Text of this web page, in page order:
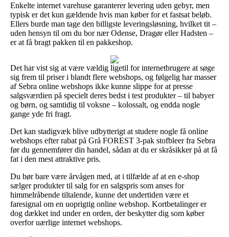
Enkelte internet varehuse garanterer levering uden gebyr, men
typisk er det kun gældende hvis man køber for et fastsat beløb.
Ellers burde man tage den billigste leveringsløsning, hvilket tit –
uden hensyn til om du bor nær Odense, Dragør eller Hadsten –
er at få bragt pakken til en pakkeshop.
Det har vist sig at være vældig ligetil for internetbrugere at søge
sig frem til priser i blandt flere webshops, og følgelig har masser
af Sebra online webshops ikke kunne slippe for at presse
salgsværdien på specielt deres bedst i test produkter – til babyer
og børn, og samtidig til voksne – kolossalt, og endda nogle
gange yde fri fragt.
Det kan stadigvæk blive udbytterigt at studere nogle få online
webshops efter rabat på Grå FOREST 3-pak stofbleer fra Sebra
før du gennemfører din handel, sådan at du er skråsikker på at få
fat i den mest attraktive pris.
Du bør bare være årvågen med, at i tilfælde af at en e-shop
sælger produkter til salg for en salgspris som anses for
himmelråbende tiltalende, kunne det undertiden være et
faresignal om en uoprigtig online webshop. Kortbetalinger er
dog dækket ind under en orden, der beskytter dig som køber
overfor uærlige internet webshops.